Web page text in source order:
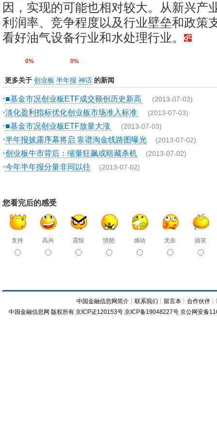
因，实现的可能也相对较大。从新兴产
利润率、竞争程度以及行业壁垒和政策
看好油气设备行业和水处理行业。
0% 0%
更多关于 创业板 半年报 神话 的新闻
·■基金市况创业板ETF成交额创历史新高 (2013-07-03)
·淡化盈利指标优化创业板市场准入标准 (2013-07-03)
·■基金市况创业板ETF放量大涨 (2013-07-03)
·半年报披露序幕将启 靠谱淘金线路图曝光 (2013-07-02)
·创业板牛市背后：缩量狂飙或暗藏杀机 (2013-07-02)
·今年半年报分量非同以往 (2013-07-02)
您看完后的感受
支持 高兴 震惊 愤怒 感动 无奈 搞笑
中国金融信息网简介 ┊联系我们 ┊ 留言本 ┊合作伙伴 ┊
中国金融信息网 版权所有 京ICP证120153号 京ICP备19048227号 京公网安备